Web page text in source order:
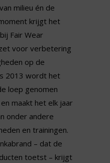
milieu én de
krijgt het
Fair Wear
voor verbetering
op de
2013 wordt het
loep genomen
maakt het elk jaar
onder andere
en trainingen.
– dat de
toetst – krijgt